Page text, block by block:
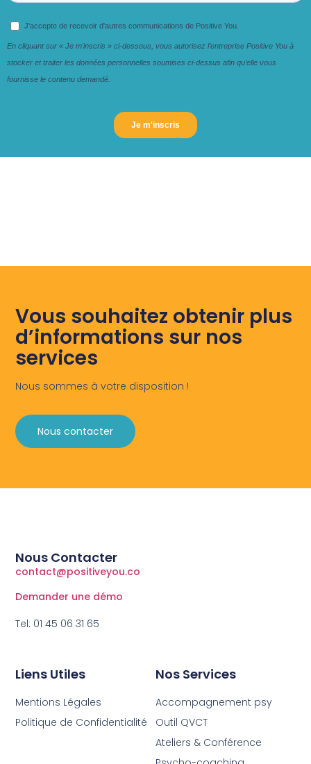
Vous souhaitez obtenir plus
d’informations sur nos
services
Nous sommes à votre disposition !
Nous contacter
Nos Services
Accompagnement psy
Outil QVCT
Ateliers & Conférence
Liens Utiles
Mentions Légales
Politique de Confidentialité
Nous Contacter
contact@positiveyou.co
Demander une démo
Tel: 01 45 06 31 65